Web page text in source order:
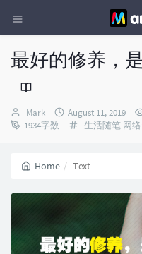
最好的修养，
Author：
Mark
发
布
August 11, 2019
1934字数
Categories：
生活随笔 网
Home Text